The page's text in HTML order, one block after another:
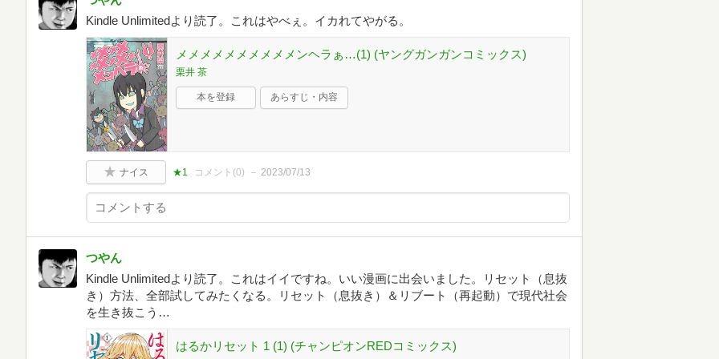
Kindle Unlimitedより読了。これはやべぇ。イカれてやがる。
メメメメメメメメメメンヘラぁ…(1) (ヤングガンガンコミックス)
栗井 茶
本を登録 あらすじ・内容
ナイス ★1 コメント(0) 2023/07/13
つやん
Kindle Unlimitedより読了。これはイイですね。いい漫画に出会いました。リセット（息抜
き）方法、全部試してみたくなる。リセット（息抜き）＆リブート（再起動）で現代社会
を生き抜こう…
はるかリセット 1 (1) (チャンピオンREDコミックス)